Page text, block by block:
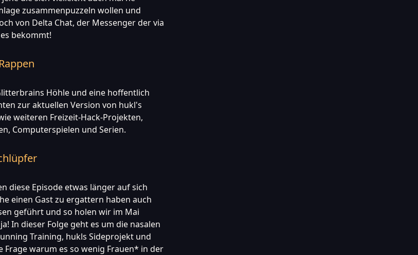
zusammenpuzzeln wollen und
von Delta Chat, der Messenger der via
bekommt!
Höhle und eine hoffentlich
zur aktuellen Version von hukl's
weiteren Freizeit-Hack-Projekten,
Computerspielen und Serien.
diese Episode etwas länger auf sich
einen Gast zu ergattern haben auch
geführt und so holen wir im Mai
In dieser Folge geht es um die nasalen
Training, hukls Sideprojekt und
Frage warum es so wenig Frauen* in der